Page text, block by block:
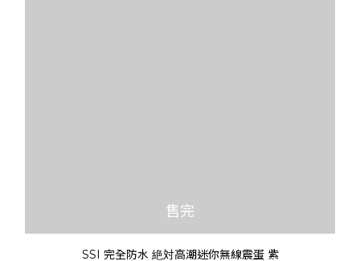
售完
SSI 完全防水 絶対高潮迷你無線震蛋 紫